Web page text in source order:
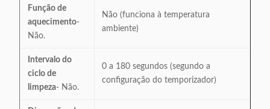
Função de
aquecimento-
Não.
Não (funciona à temperatura
ambiente)
Intervalo do
ciclo de
limpeza- Não.
0 a 180 segundos (segundo a
configuração do temporizador)